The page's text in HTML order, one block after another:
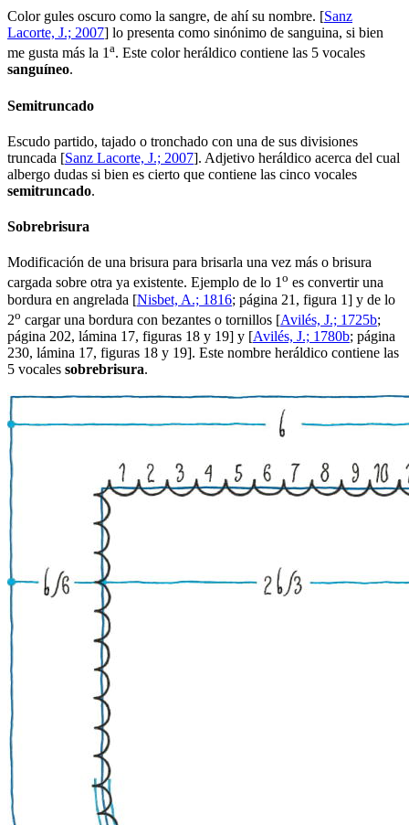
Color gules oscuro como la sangre, de ahí su nombre. [Sanz
Lacorte, J.; 2007] lo presenta como sinónimo de sanguina, si bien
me gusta más la 1 a. Este color heráldico contiene las 5 vocales
sanguíneo.
Semitruncado
Escudo partido, tajado o tronchado con una de sus divisiones
truncada [Sanz Lacorte, J.; 2007]. Adjetivo heráldico acerca del cual
albergo dudas si bien es cierto que contiene las cinco vocales
semitruncado.
Sobrebrisura
Modificación de una brisura para brisarla una vez más o brisura
cargada sobre otra ya existente. Ejemplo de lo 1o es convertir una
bordura en angrelada [Nisbet, A.; 1816; página 21, figura 1] y de lo
2o cargar una bordura con bezantes o tornillos [Avilés, J.; 1725b;
página 202, lámina 17, figuras 18 y 19] y [Avilés, J.; 1780b; página
230, lámina 17, figuras 18 y 19]. Este nombre heráldico contiene las
5 vocales sobrebrisura.